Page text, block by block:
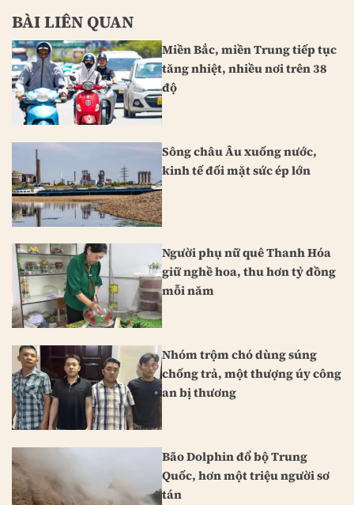
BÀI LIÊN QUAN
Miền Bắc, miền Trung tiếp tục
tăng nhiệt, nhiều nơi trên 38
độ
Sông châu Âu xuống nước,
kinh tế đối mặt sức ép lớn
Người phụ nữ quê Thanh Hóa
giữ nghề hoa, thu hơn tỷ đồng
mỗi năm
Nhóm trộm chó dùng súng
chống trả, một thượng úy công
an bị thương
Bão Dolphin đổ bộ Trung
Quốc, hơn một triệu người sơ
tán